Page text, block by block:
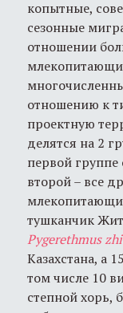
копытные,
сезонные
отношении
отношению к
проектную
делятся на 2
первой
второй – все
тушканчик
Pygerethmus
Казахстана, а
том числе 10
степной хорь,